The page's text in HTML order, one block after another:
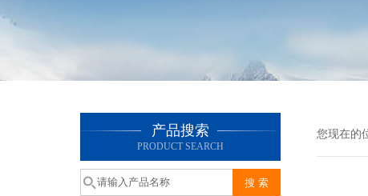
产品搜索
PRODUCT SEARCH
您现在的